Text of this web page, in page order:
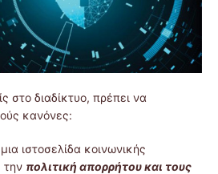
στο διαδίκτυο, πρέπει να
κανόνες:
ιστοσελίδα κοινωνικής
την πολιτική απορρήτου και τους